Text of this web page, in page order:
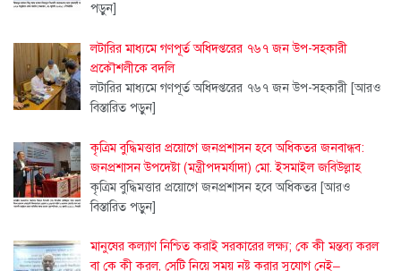
পড়ুন]
লটারির মাধ্যমে গণপূর্ত অধিদপ্তরের ৭৬৭ জন উপ-সহকারী
প্রকৌশলীকে বদলি
লটারির মাধ্যমে গণপূর্ত অধিদপ্তরের ৭৬৭ জন উপ-সহকারী [আরও
বিস্তারিত পড়ুন]
কৃত্রিম বুদ্ধিমত্তার প্রয়োগে জনপ্রশাসন হবে অধিকতর জনবান্ধব:
জনপ্রশাসন উপদেষ্টা (মন্ত্রীপদমর্যাদা) মো. ইসমাইল জবিউল্লাহ
কৃত্রিম বুদ্ধিমত্তার প্রয়োগে জনপ্রশাসন হবে অধিকতর [আরও
বিস্তারিত পড়ুন]
মানুষের কল্যাণ নিশ্চিত করাই সরকারের লক্ষ্য; কে কী মন্তব্য করল
বা কে কী করল, সেটি নিয়ে সময় নষ্ট করার সুযোগ নেই–